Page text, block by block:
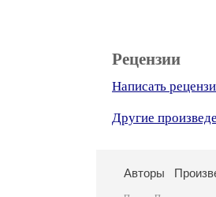
Рецензии
Написать
Другие
Авторы